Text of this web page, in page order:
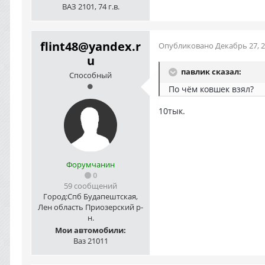
ВАЗ 2101, 74 г.в.
flint48@yandex.r
u
Способный
Форумчанин
0
59 сообщений
Город:Спб Будапештская,
Лен область Приозерский р-
н.
Мои автомобили:
Ваз 21011
Опубликовано Декабрь 27,
павлик сказал:
По чём ковшек взял?
10тык.